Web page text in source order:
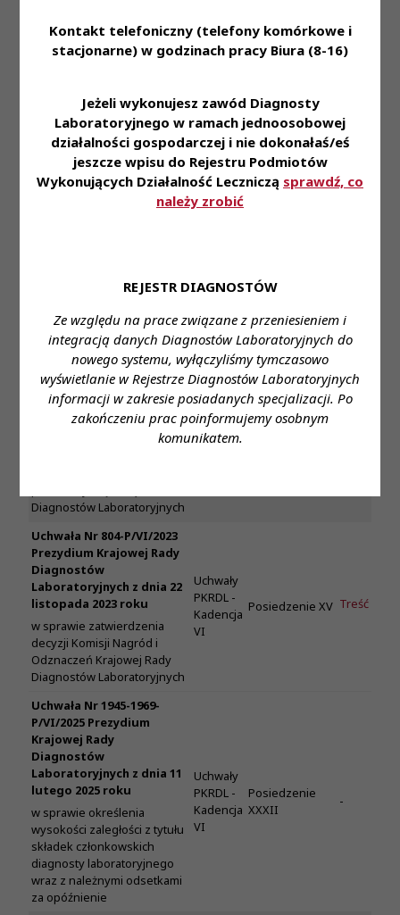
Kontakt telefoniczny (telefony komórkowe i
stacjonarne) w godzinach pracy Biura (8-16)
Jeżeli wykonujesz zawód Diagnosty
Laboratoryjnego w ramach jednoosobowej
działalności gospodarczej i nie dokonałaś/eś
jeszcze wpisu do Rejestru Podmiotów
Wykonujących Działalność Leczniczą sprawdź, co
należy zrobić
REJESTR DIAGNOSTÓW
Ze względu na prace związane z przeniesieniem i
integracją danych Diagnostów Laboratoryjnych do
nowego systemu, wyłączyliśmy tymczasowo
wyświetlanie w Rejestrze Diagnostów Laboratoryjnych
informacji w zakresie posiadanych specjalizacji. Po
zakończeniu prac poinformujemy osobnym
komunikatem.
ewidencji laboratoriów
prowadzonej przez Krajową
Uchwały od Nr 801-
P/VI/2023 do Nr 803-
P/VI/2023 Prezydium KRDL
z dnia 22 listopada 2023
roku
Diagnostów Laboratoryjnych
Uchwały
PKRDL -
Kadencja
Uchwała Nr 1941-1944-
P/VI/2025 Prezydium
Krajowej Rady
Diagnostów
Laboratoryjnych z dnia 11
lutego 2025 r.
w sprawie wykreślenia
medycznego laboratorium
Diagnostów Laboratoryjnych
Uchwały
PKRDL -
Kadencja
VI
Posiedzenie
XXXII
Uchwała Nr 804-P/VI/2023
Prezydium Krajowej Rady
Diagnostów
Laboratoryjnych z dnia 22
listopada 2023 roku
w sprawie zatwierdzenia
decyzji Komisji Nagród i
Odznaczeń Krajowej Rady
Diagnostów Laboratoryjnych
Uchwały
PKRDL -
Kadencja
VI
Posiedzenie XV Treść
Uchwała Nr 1945-1969-
P/VI/2025 Prezydium
Krajowej Rady
Diagnostów
Laboratoryjnych z dnia 11
lutego 2025 roku
w sprawie określenia
wysokości zaległości z tytułu
składek członkowskich
diagnosty laboratoryjnego
wraz z należnymi odsetkami
za opóźnienie
Uchwały
PKRDL -
Kadencja
VI
Posiedzenie
XXXII
-